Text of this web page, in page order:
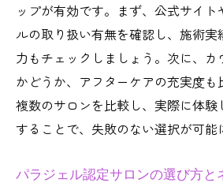
パラジェルとは何かネイ
けに解説
ネイルサロン選びで注目
の利点
健康的な指先へ導く東京都の
の基本
ップが有効です。まず、公式サイト
ルの取り扱い有無を確認し、施術
力もチェックしましょう。次に、
かどうか、アフターケアの充実度も
複数のサロンを比較し、実際に体験
することで、失敗のない選択が可能
パラジェル認定サロンの選び方と